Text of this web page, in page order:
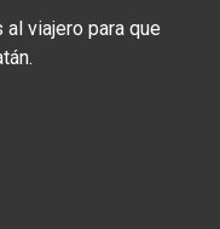
al viajero para que